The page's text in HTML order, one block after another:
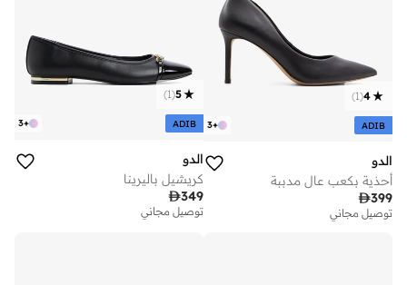
+
3
4
(
1
)
ADIB
الدو
أحذية بكعب عالٍ مدببة
399
توصيل مجاني
+
3
5
(
1
)
ADIB
الدو
كريشيل باليرينا
349
توصيل مجاني